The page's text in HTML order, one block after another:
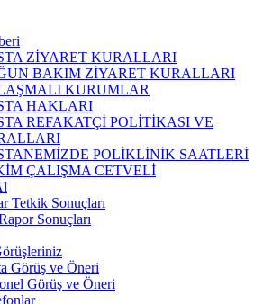
ZİYARET KURALLARI
BAKIM ZİYARET KURALLARI
KURUMLAR
HAKLARI
REFAKATÇİ POLİTİKASI VE
POLİKLİNİK SAATLERİ
ÇALIŞMA CETVELİ
Tetkik Sonuçları
Sonuçları
Görüş ve Öneri
Görüş ve Öneri